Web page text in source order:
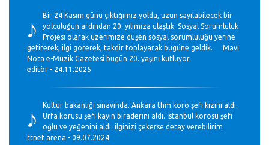
♪
Bir 24 Kasım günü çıktığımız yolda, uzun sayılabilecek bir
yolculuğun ardından 20. yılımıza ulaştık. Sosyal Sorumluluk
Projesi olarak üzerimize düşen sosyal sorumluluğu yerine
getirerek, ilgi görerek, takdir toplayarak bugüne geldik. Mavi
Nota e-Müzik Gazetesi bugün 20. yaşını kutluyor.
editör - 24.11.2025
♪
Kültür bakanlığı sınavında. Ankara thm koro şefi kızını aldı.
Urfa korusu şefi kayın biraderini aldı. İstanbul korosu şefi
oğlu ve yeğenini aldı. ilginizi çekerse detay verebilirim
ttnet arena - 09.07.2024